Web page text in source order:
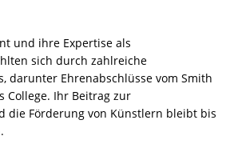
und ihre Expertise als
sich durch zahlreiche
darunter Ehrenabschlüsse vom Smith
College. Ihr Beitrag zur
die Förderung von Künstlern bleibt bis